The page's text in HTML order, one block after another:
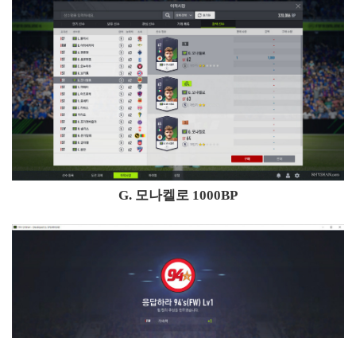
G. 모나켈로 1000BP